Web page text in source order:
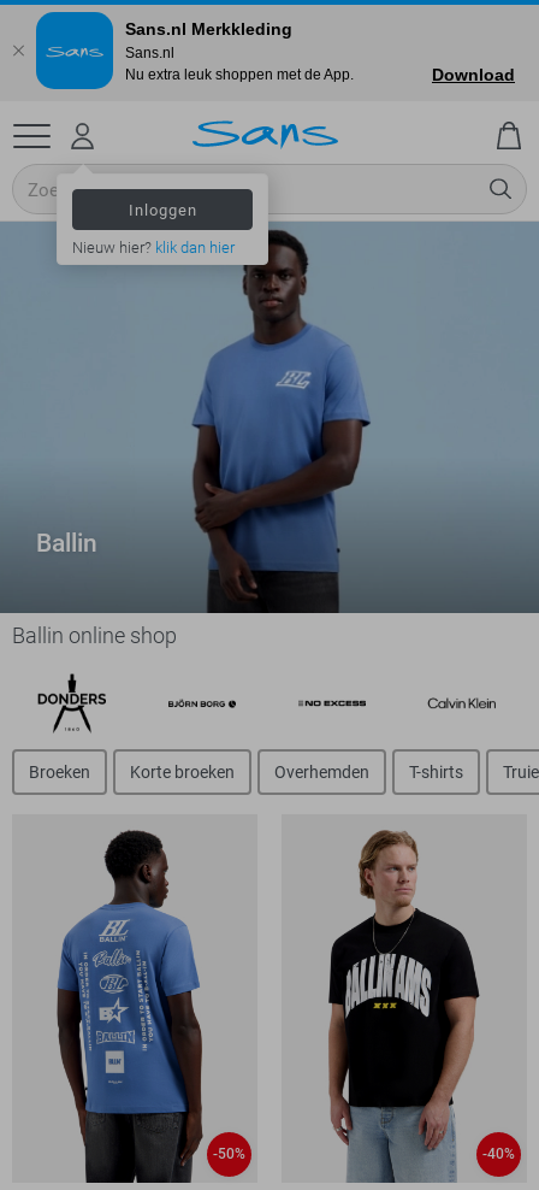
Inloggen
Nieuw hier? klik dan hier
Ballin
Ballin online shop
Broeken Korte broeken Overhemden T-shirts
-50% -40%
Sans.nl Merkkleding
Sans.nl
Nu extra leuk shoppen met de App.
Download